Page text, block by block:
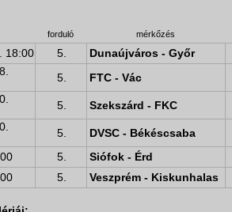
forduló
mérkőzés
18:00 5. Dunaújváros - Győr
5. FTC - Vác
5. Szekszárd - FKC
5. DVSC - Békéscsaba
5. Siófok - Érd
5. Veszprém - Kiskunhalas